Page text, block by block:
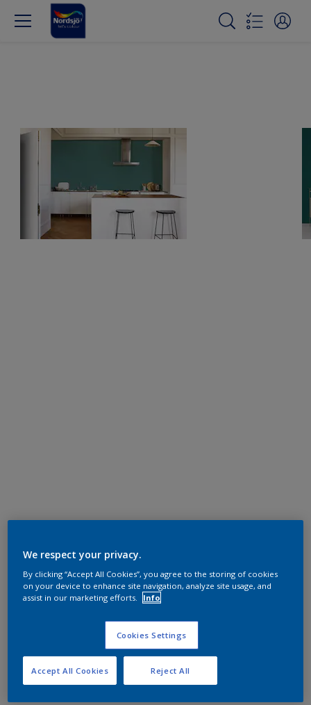
We respect your privacy.
By clicking “Accept All Cookies”, you agree to the storing of cookies
on your device to enhance site navigation, analyze site usage, and
assist in our marketing efforts.
Info
Cookies Settings
Reject All
Accept All Cookies